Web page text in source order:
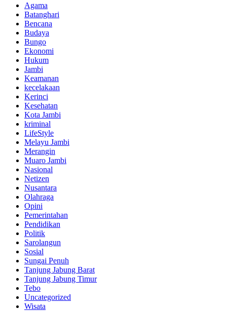
Agama
Batanghari
Bencana
Budaya
Bungo
Ekonomi
Hukum
Jambi
Keamanan
kecelakaan
Kerinci
Kesehatan
Kota Jambi
kriminal
LifeStyle
Melayu Jambi
Merangin
Muaro Jambi
Nasional
Netizen
Nusantara
Olahraga
Opini
Pemerintahan
Pendidikan
Politik
Sarolangun
Sosial
Sungai Penuh
Tanjung Jabung Barat
Tanjung Jabung Timur
Tebo
Uncategorized
Wisata